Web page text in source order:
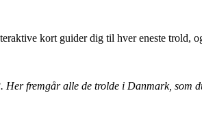
kort guider dig til hver eneste trold,
Her fremgår alle de trolde i Danmark, som